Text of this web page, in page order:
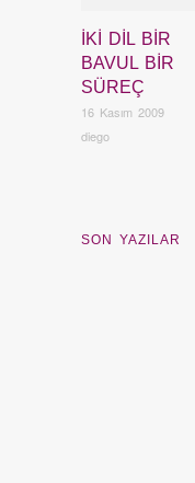
İKI DIL BIR
BAVUL BIR
SÜREÇ
16 Kasım 2009
diego
SON YAZILAR